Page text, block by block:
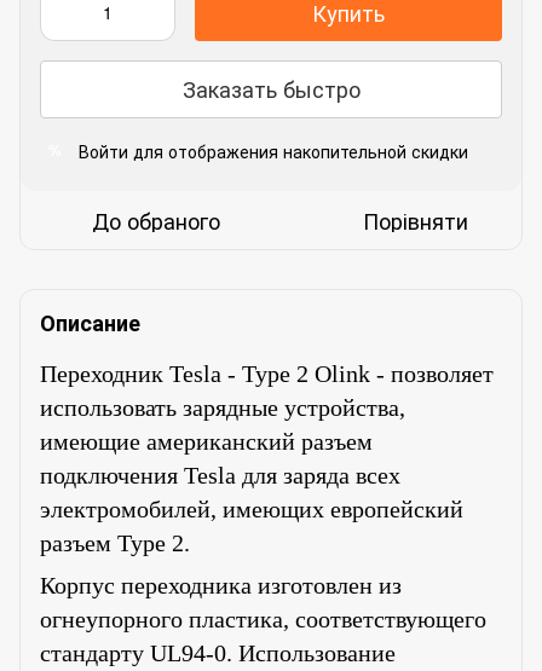
Купить
Заказать быстро
Войти для отображения накопительной скидки
До обраного Порівняти
Описание
Переходник Tesla - Type 2 Olink - позволяет
использовать зарядные устройства,
имеющие американский разъем
подключения Tesla для заряда всех
электромобилей, имеющих европейский
разъем Type 2.
Корпус переходника изготовлен из
огнеупорного пластика, соответствующего
стандарту UL94-0. Использование